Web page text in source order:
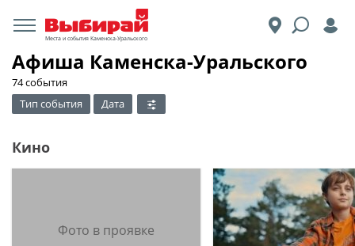
Места и события Каменска-Уральского
Афиша Каменска-Уральского
74 события
Тип события
Дата
Кино